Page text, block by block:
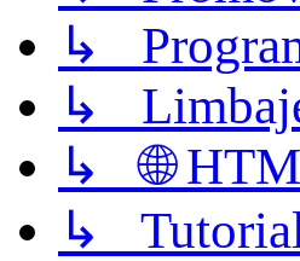
↳
↳
↳ 🌐
↳